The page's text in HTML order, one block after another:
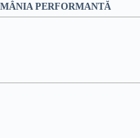
PERFORMANTĂ